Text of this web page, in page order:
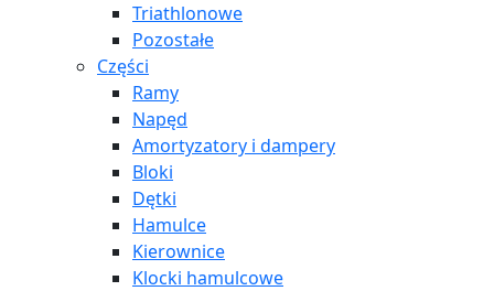
Triathlonowe
Pozostałe
Części
Ramy
Napęd
Amortyzatory i dampery
Bloki
Dętki
Hamulce
Kierownice
Klocki hamulcowe